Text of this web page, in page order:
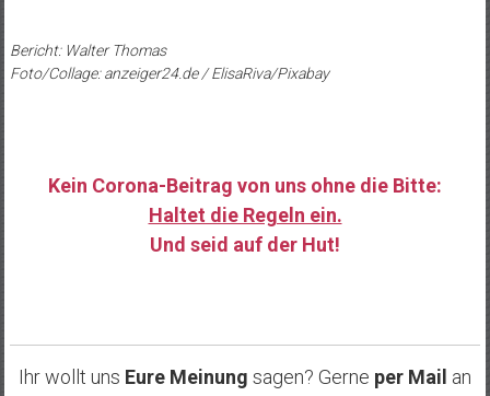
Bericht: Walter Thomas
Foto/Collage: anzeiger24.de / ElisaRiva/Pixabay
Kein Corona-Beitrag von uns ohne die Bitte:
Haltet die Regeln ein.
Und seid auf der Hut!
Ihr wollt uns Eure Meinung sagen? Gerne per Mail an